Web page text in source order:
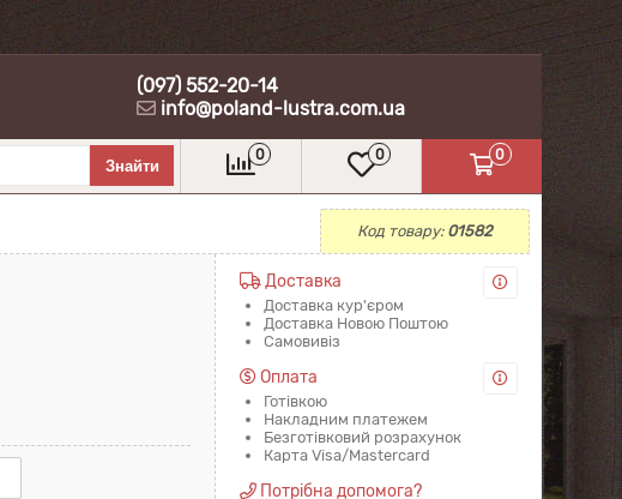
(097) 552-20-14
info@poland-lustra.com.ua
0 0 0
Код товару: 01582
Доставка
Доставка кур'єром
Доставка Новою Поштою
Самовивіз
Оплата
Готівкою
Накладним платежем
Безготівковий розрахунок
Карта Visa/Mastercard
Потрібна допомога?